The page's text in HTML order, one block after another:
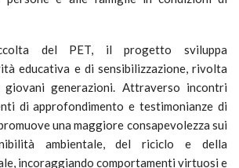
del PET, il progetto sviluppa
educativa e di sensibilizzazione, rivolta
generazioni. Attraverso incontri
di approfondimento e testimonianze di
una maggiore consapevolezza sui
ambientale, del riciclo e della
incoraggiando comportamenti virtuosi e